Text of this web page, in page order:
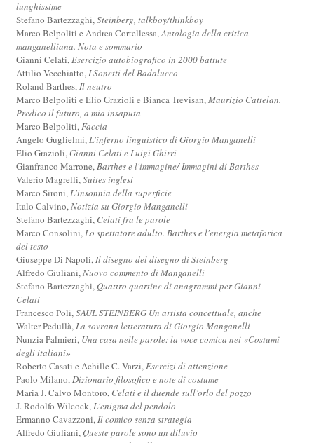
lunghissime
Stefano Bartezzaghi,Steinberg, talkboy/thinkboy
Marco Belpoliti e Andrea Cortellessa,Antologia della critica
manganelliana. Nota e sommario
Gianni Celati,Esercizio autobiografico in 2000 battute
Attilio Vecchiatto,I Sonetti del Badalucco
Roland Barthes,Il neutro
Marco Belpoliti e Elio Grazioli e Bianca Trevisan,Maurizio Cattelan.
Predico il futuro, a mia insaputa
Marco Belpoliti,Faccia
Angelo Guglielmi,L'inferno linguistico di Giorgio Manganelli
Elio Grazioli,Gianni Celati e Luigi Ghirri
Gianfranco Marrone,Barthes e l'immagine/ Immagini di Barthes
Valerio Magrelli,Suites inglesi
Marco Sironi,L'insonnia della superficie
Italo Calvino,Notizia su Giorgio Manganelli
Stefano Bartezzaghi, Celati fra le parole
Marco Consolini,Lo spettatore adulto. Barthes e l'energia metaforica
del testo
Giuseppe Di Napoli,Il disegno del disegno di Steinberg
Alfredo Giuliani,Nuovo commento di Manganelli
Stefano Bartezzaghi,Quattro quartine di anagrammi per Gianni
Celati
Francesco Poli,SAUL STEINBERG Un artista concettuale, anche
Walter Pedullà,La sovrana letteratura di Giorgio Manganelli
Nunzia Palmieri, Una casa nelle parole: la voce comica nei «Costumi
degli italiani»
Roberto Casati e Achille C. Varzi,Esercizi di attenzione
Paolo Milano,Dizionario filosofico e note di costume
Maria J. Calvo Montoro, Celati e il duende sull’orlo del pozzo
J. Rodolfo Wilcock,L'enigma del pendolo
Ermanno Cavazzoni,Il comico senza strategia
Alfredo Giuliani,Queste parole sono un diluvio